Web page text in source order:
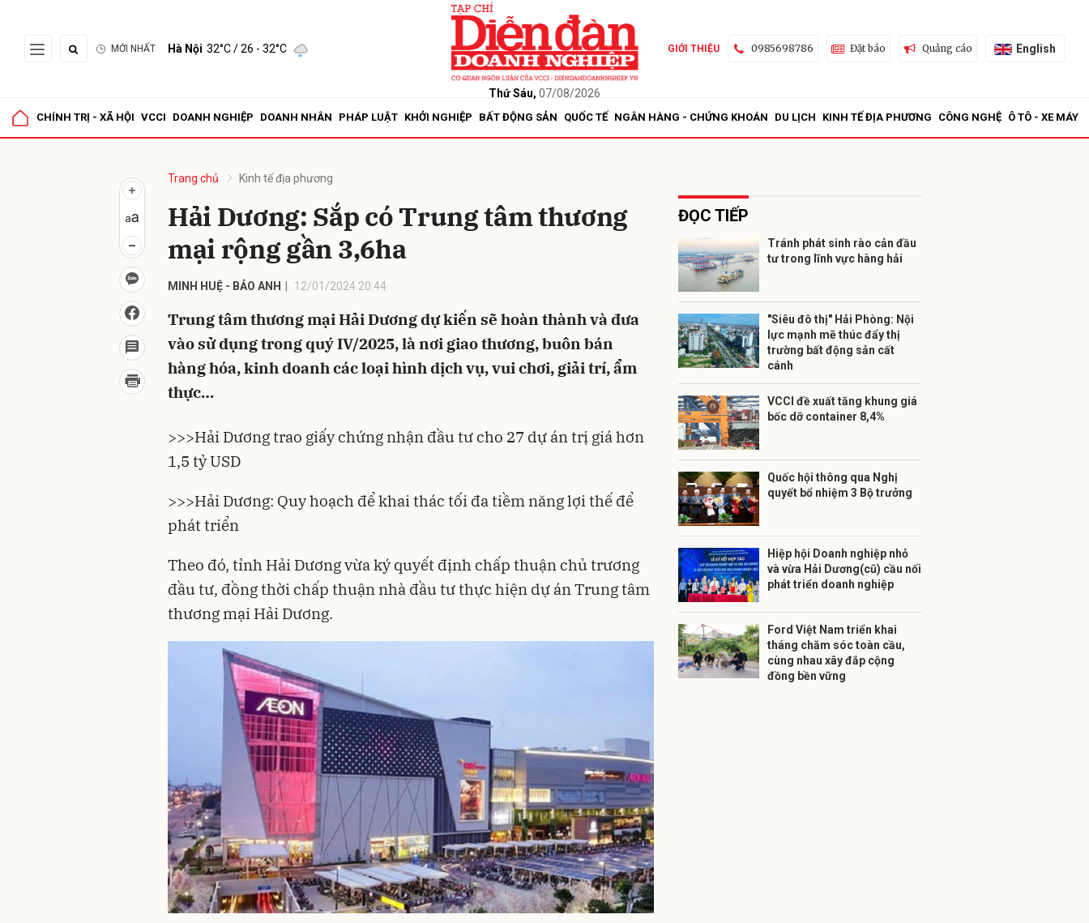
MỚI NHẤT Hà Nội 32°C/ 26 - 32°C
Thứ Sáu, 07/08/2026
GIỚI THIỆU 0985698786 Đặt báo Quảng cáo English
CHÍNH TRỊ - XÃ HỘI VCCI DOANH NGHIỆP DOANH NHÂN PHÁP LUẬT KHỞI NGHIỆP BẤT ĐỘNG SẢN QUỐC TẾ NGÂN HÀNG - CHỨNG KHOÁN DU LỊCH KINH TẾ ĐỊA PHƯƠNG CÔNG NGHỆ Ô TÔ - XE MÁY
Trang chủ Kinh tế địa phương
Hải Dương: Sắp có Trung tâm thương
mại rộng gần 3,6ha
MINH HUỆ - BẢO ANH 12/01/2024 20:44
Trung tâm thương mại Hải Dương dự kiến sẽ hoàn thành và đưa
vào sử dụng trong quý IV/2025, là nơi giao thương, buôn bán
hàng hóa, kinh doanh các loại hình dịch vụ, vui chơi, giải trí, ẩm
thực…
>>>Hải Dương trao giấy chứng nhận đầu tư cho 27 dự án trị giá hơn
1,5 tỷ USD
>>>Hải Dương: Quy hoạch để khai thác tối đa tiềm năng lợi thế để
phát triển
Theo đó, tỉnh Hải Dươngvừa ký quyết định chấp thuận chủ trương
đầu tư, đồng thời chấp thuận nhà đầu tư thực hiện dự án Trung tâm
thương mại Hải Dương.
ĐỌC TIẾP
Tránh phát sinh rào cản đầu
tư trong lĩnh vực hàng hải
"Siêu đô thị" Hải Phòng: Nội
lực mạnh mẽ thúc đẩy thị
trường bất động sản cất
cánh
VCCI đề xuất tăng khung giá
bốc dỡ container 8,4%
Quốc hội thông qua Nghị
quyết bổ nhiệm 3 Bộ trưởng
Hiệp hội Doanh nghiệp nhỏ
và vừa Hải Dương(cũ) cầu nối
phát triển doanh nghiệp
Ford Việt Nam triển khai
tháng chăm sóc toàn cầu,
cùng nhau xây đắp cộng
đồng bền vững
Gửi